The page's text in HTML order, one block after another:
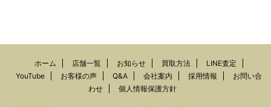
ホーム 店舗一覧 お知らせ 買取方法
LINE査定
YouTube
お客様の声 Q&A 会社案内 採用情報
お問い合
わせ
個人情報保護方針